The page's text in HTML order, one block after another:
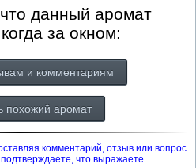
данный аромат
за окном:
и комментариям
похожий аромат
комментарий, отзыв или вопрос
что выражаете